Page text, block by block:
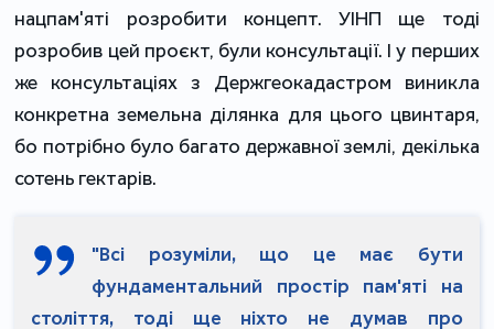
нацпам'яті розробити концепт. УІНП ще тоді
розробив цей проєкт, були консультації. І у перших
же консультаціях з Держгеокадастром виникла
конкретна земельна ділянка для цього цвинтаря,
бо потрібно було багато державної землі, декілька
сотень гектарів.
"Всі розуміли, що це має бути
фундаментальний простір пам'яті на
століття, тоді ще ніхто не думав про